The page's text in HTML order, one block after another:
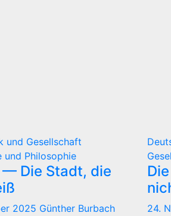
und Gesellschaft
und Philosophie
— Die Stadt, die
2025 Günther Burbach 24.